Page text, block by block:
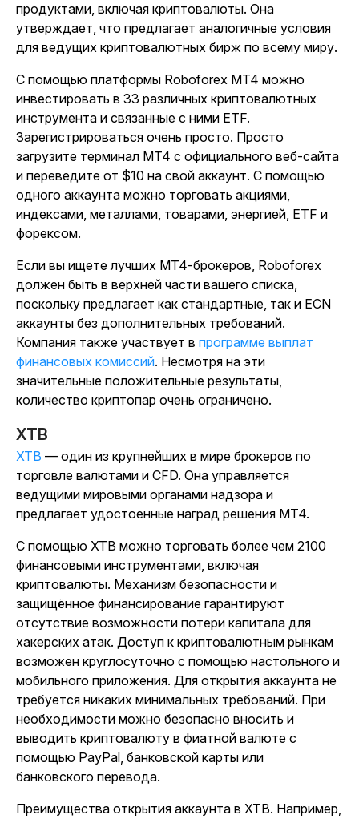
продуктами, включая криптовалюты. Она
утверждает, что предлагает аналогичные условия
для ведущих криптовалютных бирж по всему миру.
С помощью платформы Roboforex MT4 можно
инвестировать в 33 различных криптовалютных
инструмента и связанные с ними ETF.
Зарегистрироваться очень просто. Просто
загрузите терминал MT4 с официального веб-сайта
и переведите от $10 на свой аккаунт. С помощью
одного аккаунта можно торговать акциями,
индексами, металлами, товарами, энергией, ETF и
форексом.
Если вы ищете лучших MT4-брокеров, Roboforex
должен быть в верхней части вашего списка,
поскольку предлагает как стандартные, так и ECN
аккаунты без дополнительных требований.
Компания также участвует в программе выплат
финансовых комиссий. Несмотря на эти
значительные положительные результаты,
количество криптопар очень ограничено.
XTB
XTB — один из крупнейших в мире брокеров по
торговле валютами и CFD. Она управляется
ведущими мировыми органами надзора и
предлагает удостоенные наград решения MT4.
С помощью XTB можно торговать более чем 2100
финансовыми инструментами, включая
криптовалюты. Механизм безопасности и
защищённое финансирование гарантируют
отсутствие возможности потери капитала для
хакерских атак. Доступ к криптовалютным рынкам
возможен круглосуточно с помощью настольного и
мобильного приложения. Для открытия аккаунта не
требуется никаких минимальных требований. При
необходимости можно безопасно вносить и
выводить криптовалюту в фиатной валюте с
помощью PayPal, банковской карты или
банковского перевода.
Преимущества открытия аккаунта в XTB. Например,